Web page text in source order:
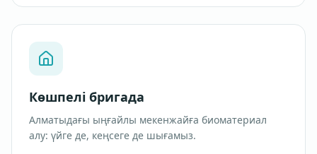
Көшпелі бригада
Алматыдағы ыңғайлы мекенжайға биоматериал
алу: үйге де, кеңсеге де шығамыз.